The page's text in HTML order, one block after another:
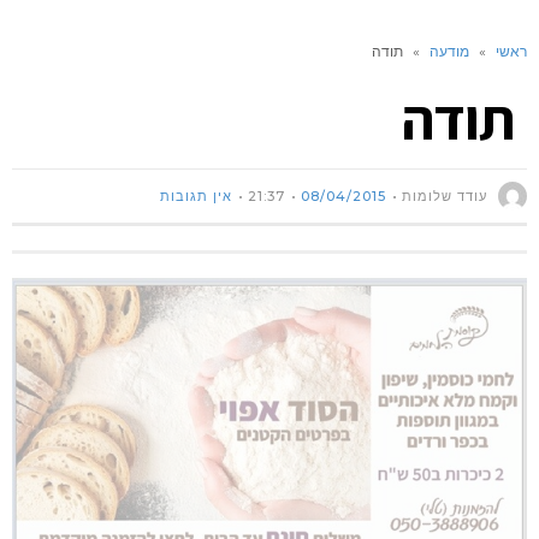
ראשי » מודעה » תודה
תודה
עודד שלומות 08/04/2015
21:37 אין תגובות